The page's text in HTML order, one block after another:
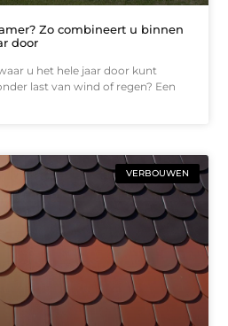
Zo combineert u binnen
door
u het hele jaar door kunt
last van wind of regen? Een
VERBOUWEN